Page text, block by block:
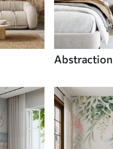
Abstraction